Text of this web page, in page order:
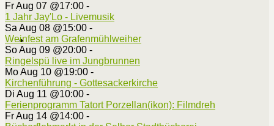
Fr Aug 07 @17:00 -
1 Jahr Jay'Lo - Livemusik
Sa Aug 08 @15:00 -
Weinfest am Grafenmühlweiher
So Aug 09 @20:00 -
Ringelspü live im Jungbrunnen
Mo Aug 10 @19:00 -
Kirchenführung - Gottesackerkirche
Di Aug 11 @10:00 -
Ferienprogramm Tatort Porzellan(ikon): Filmdreh
Fr Aug 14 @14:00 -